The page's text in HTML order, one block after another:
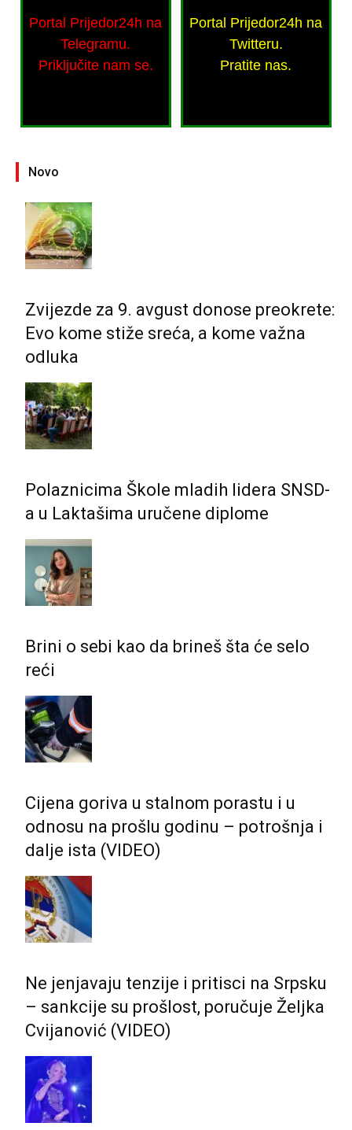
Portal Prijedor24h na
Telegramu.
Priključite nam se.
Portal Prijedor24h na
Twitteru.
Pratite nas.
Novo
Zvijezde za 9. avgust donose preokrete:
Evo kome stiže sreća, a kome važna
odluka
Polaznicima Škole mladih lidera SNSD-
a u Laktašima uručene diplome
Brini o sebi kao da brineš šta će selo
reći
Cijena goriva u stalnom porastu i u
odnosu na prošlu godinu – potrošnja i
dalje ista (VIDEO)
Ne jenjavaju tenzije i pritisci na Srpsku
– sankcije su prošlost, poručuje Željka
Cvijanović (VIDEO)